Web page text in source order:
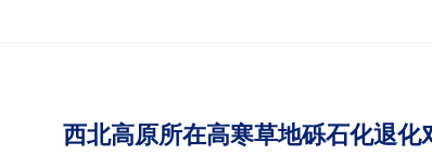
西北高原所在高寒草地砾石化退